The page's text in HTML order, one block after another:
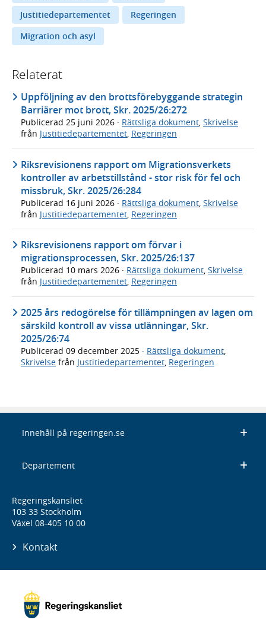
Justitiedepartementet
Regeringen
Migration och asyl
Relaterat
Uppföljning av den brottsförebyggande strategin
Barriärer mot brott, Skr. 2025/26:272
Publicerad 25 juni 2026 · Rättsliga dokument, Skrivelse
från Justitiedepartementet, Regeringen
Riksrevisionens rapport om Migrationsverkets
kontroller av arbetstillstånd - stor risk för fel och
missbruk, Skr. 2025/26:284
Publicerad 16 juni 2026 · Rättsliga dokument Skrivelse
från Justitiedepartementet Regeringen
Riksrevisionens rapport om förvar i
migrationsprocessen, Skr. 2025/26:137
Publicerad 10 mars 2026 · Rättsliga dokument, Skrivelse
från Justitiedepartementet, Regeringen
2025 års redogörelse för tillämpningen av lagen om
särskild kontroll av vissa utlänningar, Skr.
2025/26:74
Publicerad 09 december 2025 · Rättsliga dokument,
Skrivelse från Justitiedepartementet, Regeringen
Innehåll på regeringen.se
Departement
Regeringskansliet
103 33 Stockholm
Växel 08-405 10 00
Kontakt